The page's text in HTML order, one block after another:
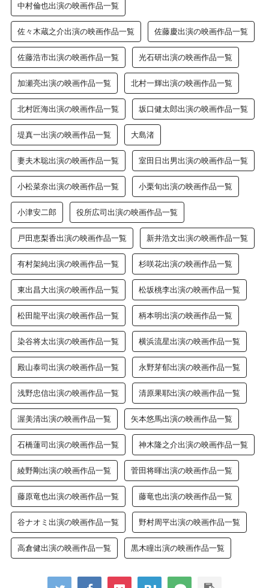
中村倫也出演の映画作品一覧
佐々木蔵之介出演の映画作品一覧 佐藤慶出演の映画作品一覧
佐藤浩市出演の映画作品一覧 光石研出演の映画作品一覧
加瀬亮出演の映画作品一覧 北村一輝出演の映画作品一覧
北村匠海出演の映画作品一覧 坂口健太郎出演の映画作品一覧
堤真一出演の映画作品一覧 大島渚
妻夫木聡出演の映画作品一覧 室田日出男出演の映画作品一覧
小松菜奈出演の映画作品一覧 小栗旬出演の映画作品一覧
小津安二郎 役所広司出演の映画作品一覧
戸田恵梨香出演の映画作品一覧 新井浩文出演の映画作品一覧
有村架純出演の映画作品一覧 杉咲花出演の映画作品一覧
東出昌大出演の映画作品一覧 松坂桃李出演の映画作品一覧
松田龍平出演の映画作品一覧 柄本明出演の映画作品一覧
染谷将太出演の映画作品一覧 横浜流星出演の映画作品一覧
殿山泰司出演の映画作品一覧 永野芽郁出演の映画作品一覧
浅野忠信出演の映画作品一覧 清原果耶出演の映画作品一覧
渥美清出演の映画作品一覧 矢本悠馬出演の映画作品一覧
石橋蓮司出演の映画作品一覧 神木隆之介出演の映画作品一覧
綾野剛出演の映画作品一覧 菅田将暉出演の映画作品一覧
藤原竜也出演の映画作品一覧 藤竜也出演の映画作品一覧
谷ナオミ出演の映画作品一覧 野村周平出演の映画作品一覧
高倉健出演の映画作品一覧 黒木瞳出演の映画作品一覧